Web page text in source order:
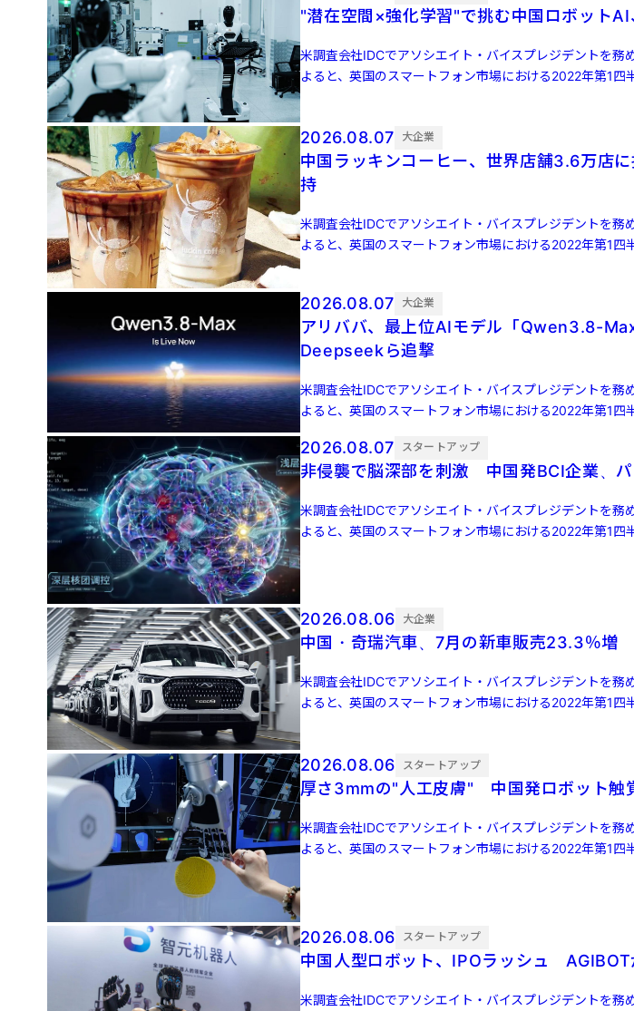
"潜在空間×強化学習"で挑む中国ロボット
米調査会社IDCでアソシエイト・バイスプレジデントを
よると、英国のスマートフォン市場における2022年第1四
増 […]
2026.08.07 大企業
中国ラッキンコーヒー、世界店舗3.6万店
持
米調査会社IDCでアソシエイト・バイスプレジデントを
よると、英国のスマートフォン市場における2022年第1四
増 […]
2026.08.07 大企業
アリババ、最上位AIモデル「Qwen3.8-
Deepseekら追撃
米調査会社IDCでアソシエイト・バイスプレジデントを
よると、英国のスマートフォン市場における2022年第1四
増 […]
2026.08.07 スタートアップ
非侵襲で脳深部を刺激 中国発BCI企業、
米調査会社IDCでアソシエイト・バイスプレジデントを
よると、英国のスマートフォン市場における2022年第1四
増 […]
2026.08.06 大企業
中国・奇瑞汽車、7月の新車販売23.3％増
米調査会社IDCでアソシエイト・バイスプレジデントを
よると、英国のスマートフォン市場における2022年第1
2026.08.06 スタートアップ
厚さ3mmの"人工皮膚" 中国発ロボット触
米調査会社IDCでアソシエイト・バイスプレジデントを
よると、英国のスマートフォン市場における2022年第1四
2026.08.06 スタートアップ
中国人型ロボット、IPOラッシュ
米調査会社IDCでアソシエイト・バイスプレジデントを